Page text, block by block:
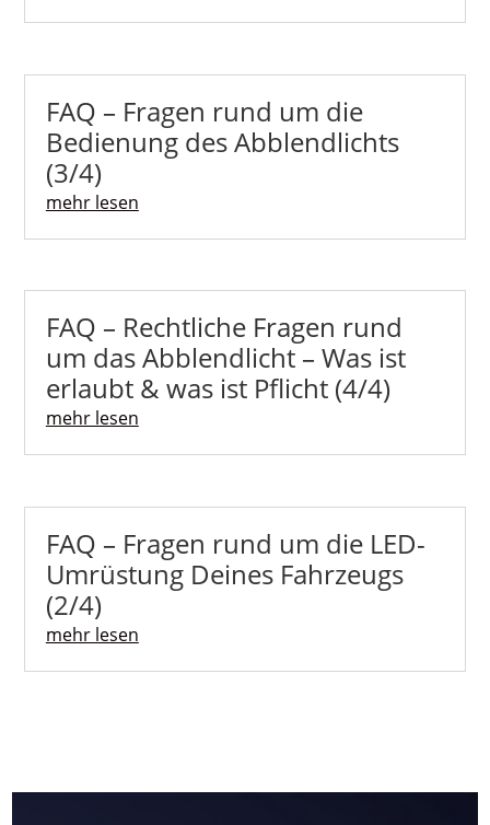
FAQ – Fragen rund um die
Bedienung des Abblendlichts
(3/4)
mehr lesen
FAQ – Rechtliche Fragen rund
um das Abblendlicht – Was ist
erlaubt & was ist Pflicht (4/4)
mehr lesen
FAQ – Fragen rund um die LED-
Umrüstung Deines Fahrzeugs
(2/4)
mehr lesen